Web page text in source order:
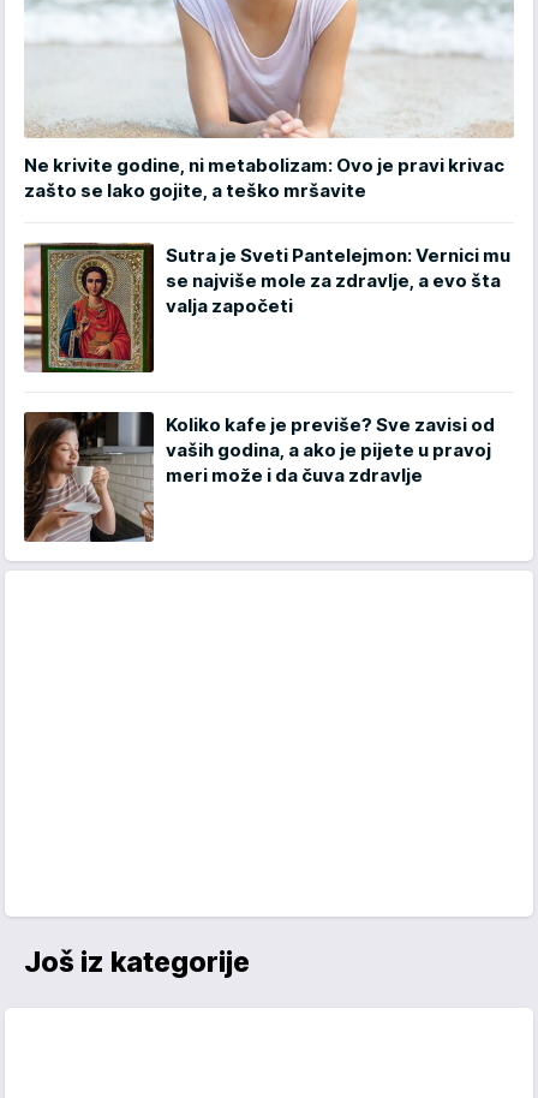
Ne krivite godine, ni metabolizam: Ovo je pravi krivac
zašto se lako gojite, a teško mršavite
Sutra je Sveti Pantelejmon: Vernici mu
se najviše mole za zdravlje, a evo šta
valja započeti
Koliko kafe je previše? Sve zavisi od
vaših godina, a ako je pijete u pravoj
meri može i da čuva zdravlje
Još iz kategorije